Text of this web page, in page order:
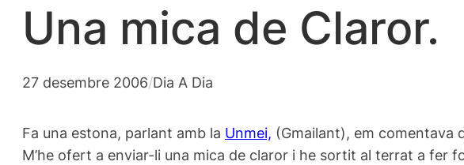
Una mica de Claror.
27 desembre 2006/Dia A Dia
Fa una estona, parlant amb la Unmei, (Gmailant), em comentava
M’he ofert a enviar-li una mica de claror i he sortit al terrat a fer